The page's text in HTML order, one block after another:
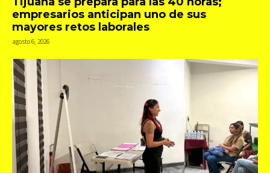
empresarios anticipan uno de sus
mayores retos laborales
agosto 6, 2026